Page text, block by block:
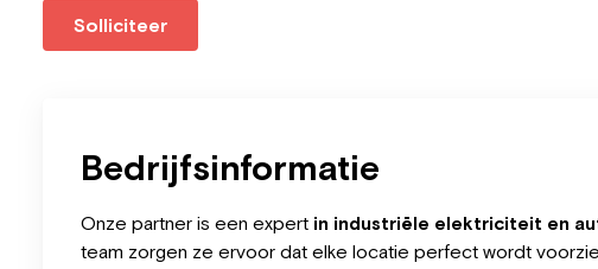
Solliciteer
Bedrijfsinformatie
Onze partner is een expert in industriële elektriciteit en
team zorgen ze ervoor dat elke locatie perfect wordt